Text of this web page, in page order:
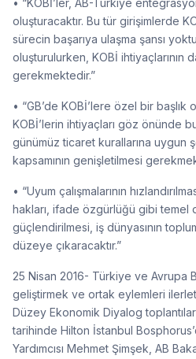
• “KOBİ’ler, AB-Türkiye
oluşturacaktır. Bu tür girişimlerde
sürecin başarıya ulaşma şansı
oluşturulurken, KOBİ ihtiyaçlarının
gerekmektedir.”
• “GB’de KOBİ’lere özel bir başlık
KOBİ’lerin ihtiyaçları göz önünde
günümüz ticaret kurallarına uygun
kapsamının genişletilmesi
• “Uyum çalışmalarının
hakları, ifade özgürlüğü gibi temel
güçlendirilmesi, iş dünyasının
düzeye çıkaracaktır.”
25 Nisan 2016- Türkiye ve Avrupa
geliştirmek ve ortak eylemleri
Düzey Ekonomik Diyalog
tarihinde Hilton İstanbul
Yardımcısı Mehmet Şimşek, AB